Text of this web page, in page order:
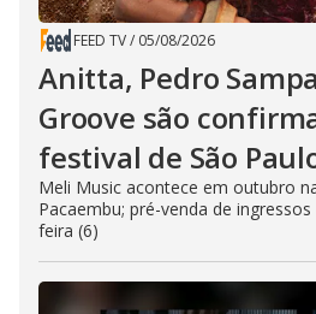
FEED TV/ 05/08/2026
Anitta, Pedro
Groove são
festival de São
Meli Music acontece em outubro
Pacaembu; pré-venda de
feira (6)